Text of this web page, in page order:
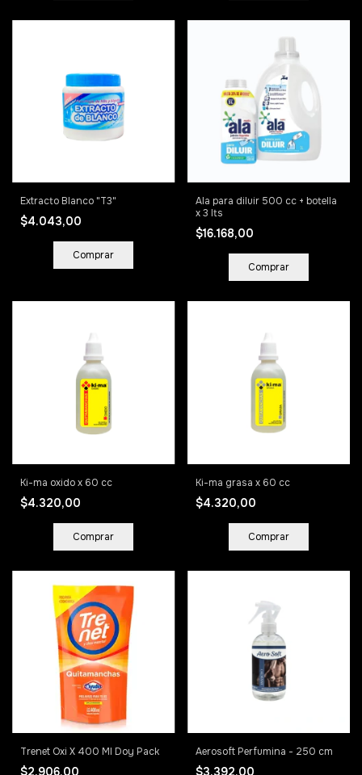
Extracto Blanco "T3"
$4.043,00
Ala para diluir 500 cc + botella
x 3 lts
$16.168,00
Ki-ma oxido x 60 cc
$4.320,00
Ki-ma grasa x 60 cc
$4.320,00
Trenet Oxi X 400 Ml Doy Pack
$2.906,00
Aerosoft Perfumina - 250 cm
$3.392,00